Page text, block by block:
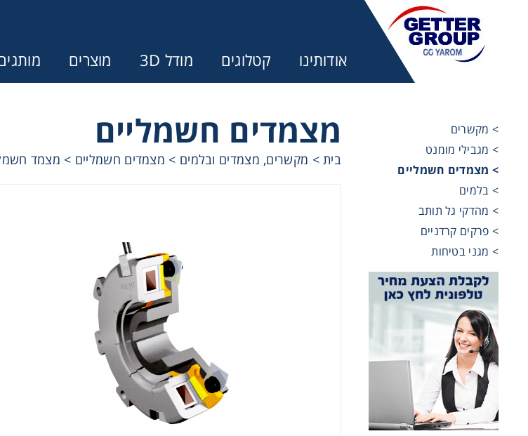
אודותינו קטלוגים מודל 3D מוצרים
> מקשרים
> מגבילי מומנט
> מצמדים חשמליים
> בלמים
> מהדקי גל תותב
> פרקים קרדניים
> מגני בטיחות
מצמדים חשמליים
בית> מקשרים, מצמדים ובלמים > מצמדים חשמליים > מצמד
form not found.
מעונין לקבל הצעת מחיר
מנועי חשמל וממסרות
מיסבים ובתי מיסב
שרשראות, גלגלי שרשרת וגלגלי שיניים
רצועות וי, רצועות תזמון וגלגלים